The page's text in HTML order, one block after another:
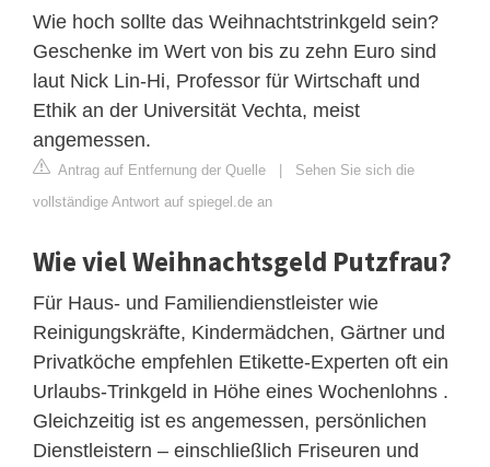
Wie hoch sollte das Weihnachtstrinkgeld sein?
Geschenke im Wert von bis zu zehn Euro sind
laut Nick Lin-Hi, Professor für Wirtschaft und
Ethik an der Universität Vechta, meist
angemessen.
Antrag auf Entfernung der Quelle
Sehen Sie sich die
vollständige Antwort auf spiegel.de an
Wie viel Weihnachtsgeld Putzfrau?
Für Haus- und Familiendienstleister wie
Reinigungskräfte, Kindermädchen, Gärtner und
Privatköche empfehlen Etikette-Experten oft ein
Urlaubs-Trinkgeld in Höhe eines Wochenlohns .
Gleichzeitig ist es angemessen, persönlichen
Dienstleistern – einschließlich Friseuren und